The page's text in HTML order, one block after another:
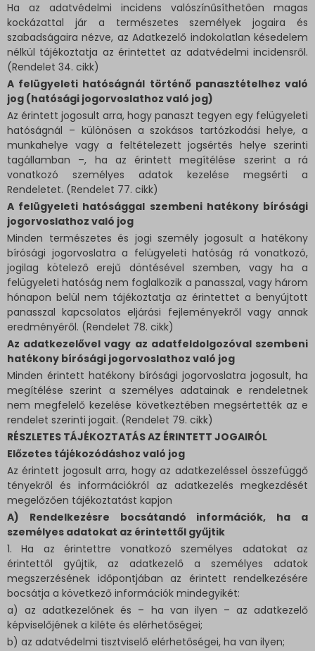
Ha az adatvédelmi incidens valószínűsíthetően magas
kockázattal jár a természetes személyek jogaira és
szabadságaira nézve, az Adatkezelő indokolatlan késedelem
nélkül tájékoztatja az érintettet az adatvédelmi incidensről.
(Rendelet 34. cikk)
A felügyeleti hatóságnál történő panasztételhez való
jog (hatósági jogorvoslathoz való jog)
Az érintett jogosult arra, hogy panaszt tegyen egy felügyeleti
hatóságnál – különösen a szokásos tartózkodási helye, a
munkahelye vagy a feltételezett jogsértés helye szerinti
tagállamban –, ha az érintett megítélése szerint a rá
vonatkozó személyes adatok kezelése megsérti a
Rendeletet. (Rendelet 77. cikk)
A felügyeleti hatósággal szembeni hatékony bírósági
jogorvoslathoz való jog
Minden természetes és jogi személy jogosult a hatékony
bírósági jogorvoslatra a felügyeleti hatóság rá vonatkozó,
jogilag kötelező erejű döntésével szemben, vagy ha a
felügyeleti hatóság nem foglalkozik a panasszal, vagy három
hónapon belül nem tájékoztatja az érintettet a benyújtott
panasszal kapcsolatos eljárási fejleményekről vagy annak
eredményéről. (Rendelet 78. cikk)
Az adatkezelővel vagy az adatfeldolgozóval szembeni
hatékony bírósági jogorvoslathoz való jog
Minden érintett hatékony bírósági jogorvoslatra jogosult, ha
megítélése szerint a személyes adatainak e rendeletnek
nem megfelelő kezelése következtében megsértették az e
rendelet szerinti jogait. (Rendelet 79. cikk)
RÉSZLETES TÁJÉKOZTATÁS AZ ÉRINTETT JOGAIRÓL
Előzetes tájékozódáshoz való jog
Az érintett jogosult arra, hogy az adatkezeléssel összefüggő
tényekről és információkról az adatkezelés megkezdését
megelőzően tájékoztatást kapjon
A) Rendelkezésre bocsátandó információk, ha a
személyes adatokat az érintettől gyűjtik
1. Ha az érintettre vonatkozó személyes adatokat az
érintettől gyűjtik, az adatkezelő a személyes adatok
megszerzésének időpontjában az érintett rendelkezésére
bocsátja a következő információk mindegyikét:
a) az adatkezelőnek és – ha van ilyen – az adatkezelő
képviselőjének a kiléte és elérhetőségei;
b) az adatvédelmi tisztviselő elérhetőségei, ha van ilyen;